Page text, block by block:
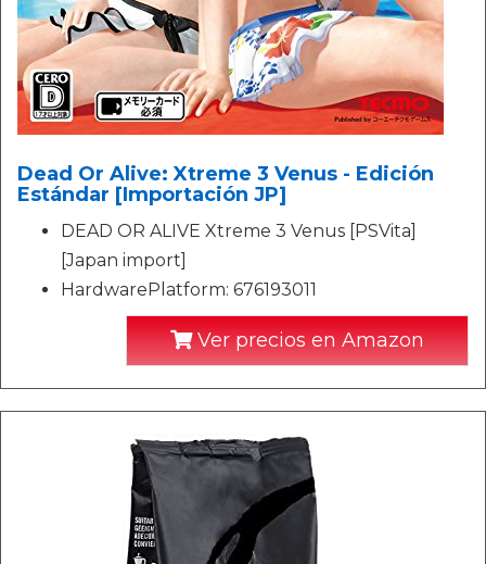
Dead Or Alive: Xtreme 3 Venus - Edición
Estándar [Importación JP]
DEAD OR ALIVE Xtreme 3 Venus [PSVita]
[Japan import]
HardwarePlatform: 676193011
Ver precios en Amazon